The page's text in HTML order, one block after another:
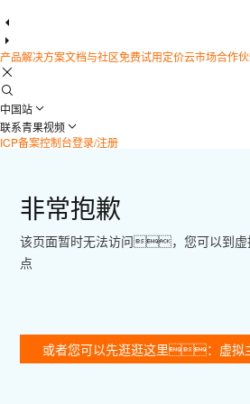
产品解决方案文档与社区免费试用定价云市场合作
中国站
联系青果视频
ICP备案控制台登录/注册
非常抱歉
该页面暂时无法访问，您可以到虚
点
或者您可以先逛逛这里：虚拟